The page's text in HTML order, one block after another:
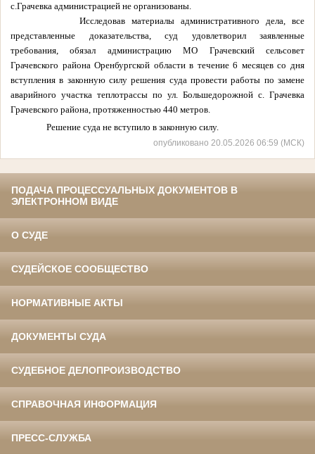
с.Грачевка администрацией не организованы.
Исследовав материалы административного дела, все
представленные доказательства, суд удовлетворил заявленные
требования, обязал администрацию МО Грачевский сельсовет
Грачевского района Оренбургской области в течение 6 месяцев со дня
вступления в законную силу решения суда провести работы по замене
аварийного участка теплотрассы по ул. Большедорожной с. Грачевка
Грачевского района, протяженностью 440 метров.
Решение суда не вступило в законную силу.
опубликовано 20.05.2026 06:59 (МСК)
ПОДАЧА ПРОЦЕССУАЛЬНЫХ ДОКУМЕНТОВ В
ЭЛЕКТРОННОМ ВИДЕ
О СУДЕ
СУДЕЙСКОЕ СООБЩЕСТВО
НОРМАТИВНЫЕ АКТЫ
ДОКУМЕНТЫ СУДА
СУДЕБНОЕ ДЕЛОПРОИЗВОДСТВО
СПРАВОЧНАЯ ИНФОРМАЦИЯ
ПРЕСС-СЛУЖБА